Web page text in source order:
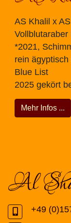
AS Khalil x
Vollblutaraber
*2021,
rein
Blue List
2025 gekört
Mehr Infos ...
Al
+49